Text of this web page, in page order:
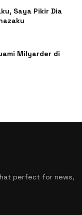
Saya Pikir Dia
Milyarder di
perfect for news,